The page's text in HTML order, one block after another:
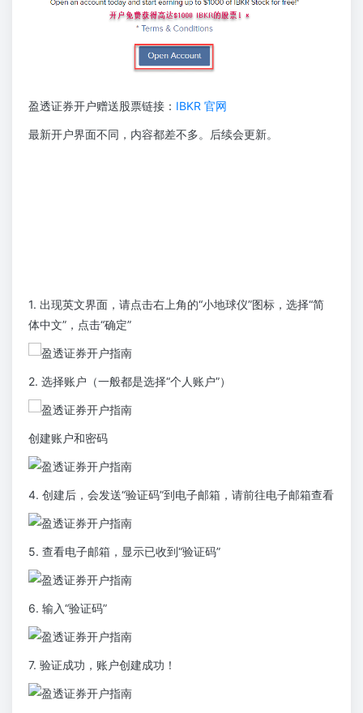
盈透证券开户赠送股票链接： IBKR 官网
最新开户界面不同，内容都差不多。后续会更新。
1. 出现英文界面，请点击右上角的“小地球仪”图标，选择“简
体中文”，点击“确定”
2. 选择账户（一般都是选择“个人账户”）
创建账户和密码
4. 创建后，会发送“验证码”到电子邮箱，请前往电子邮箱查看
5. 查看电子邮箱，显示已收到“验证码”
6. 输入“验证码”
7. 验证成功，账户创建成功！